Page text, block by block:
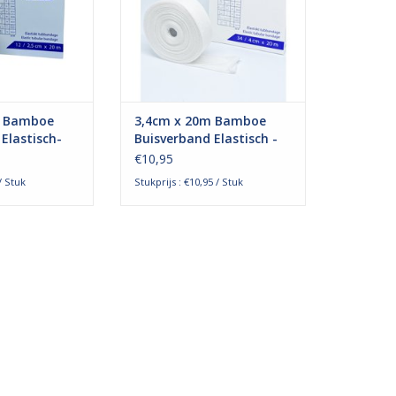
worden
van de
verzorging
of
Bamboe
Stuk
buisverband kan worden
gebruikt ter bescherming van de
huid bij gipsfixaties, verzorging
van littekens of
3,4cm x 20m Bamboe
Buisverband Elastisch -
Pols en Elleboog
€10,95
Stukprijs : €10,95 / Stuk